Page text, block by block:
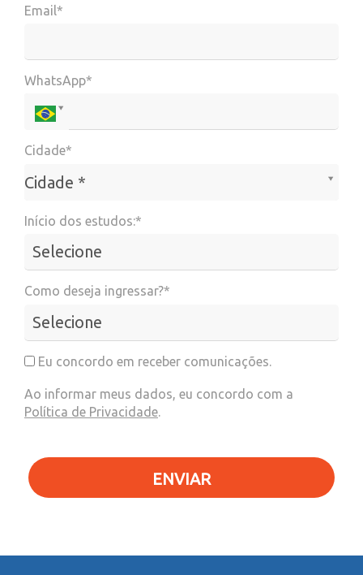
Email*
WhatsApp*
Cidade*
Cidade *
Cidade*
Início dos estudos:*
Como deseja ingressar?*
Eu concordo em receber comunicações.
Ao informar meus dados, eu concordo com a
Política de Privacidade.
ENVIAR